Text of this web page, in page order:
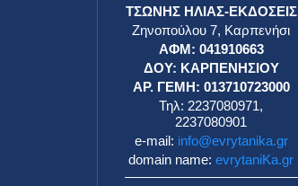
ΤΣΩΝΗΣ ΗΛΙΑΣ-ΕΚΔΟΣΕΙΣ
Ζηνοπούλου 7, Καρπενήσι
ΑΦΜ: 041910663
ΔΟΥ: ΚΑΡΠΕΝΗΣΙΟΥ
ΑΡ. ΓΕΜΗ: 013710723000
Τηλ: 2237080971,
2237080901
e-mail: info@evrytanika.gr
domain name:evrytaniKa.gr